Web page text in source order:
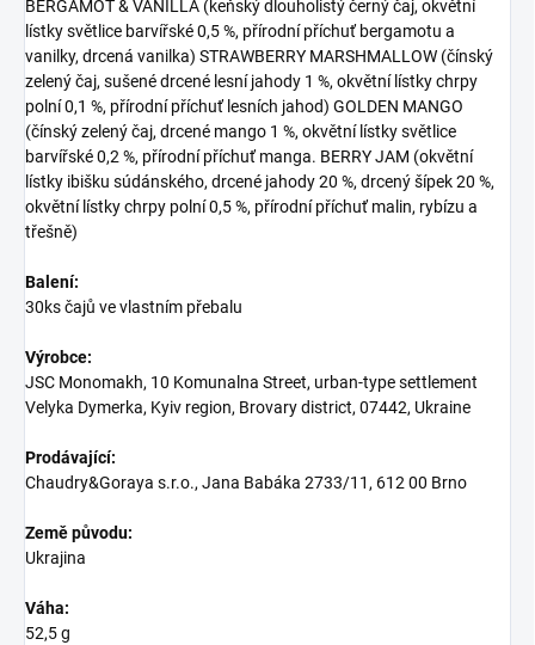
BERGAMOT & VANILLA (keňský dlouholistý černý čaj, okvětní
lístky světlice barvířské 0,5 %, přírodní příchuť bergamotu a
vanilky, drcená vanilka) STRAWBERRY MARSHMALLOW (čínský
zelený čaj, sušené drcené lesní jahody 1 %, okvětní lístky chrpy
polní 0,1 %, přírodní příchuť lesních jahod) GOLDEN MANGO
(čínský zelený čaj, drcené mango 1 %, okvětní lístky světlice
barvířské 0,2 %, přírodní příchuť manga. BERRY JAM (okvětní
lístky ibišku súdánského, drcené jahody 20 %, drcený šípek 20 %,
okvětní lístky chrpy polní 0,5 %, přírodní příchuť malin, rybízu a
třešně)
Balení:
30ks čajů ve vlastním přebalu
Výrobce:
JSC Monomakh, 10 Komunalna Street, urban-type settlement
Velyka Dymerka, Kyiv region, Brovary district, 07442, Ukraine
Prodávající:
Chaudry&Goraya s.r.o., Jana Babáka 2733/11, 612 00 Brno
Země původu:
Ukrajina
Váha:
52,5 g